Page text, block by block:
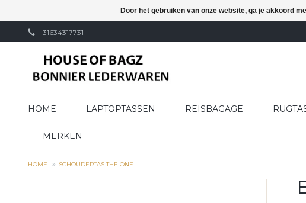
31634317731
HOME LAPTOPTASSEN REISBAGAGE
MERKEN
HOME SCHOUDERTAS THE ONE
Door het gebruiken van onze website, ga je akkoord